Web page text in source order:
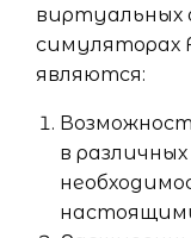
виртуальных
симуляторах
являются:
в